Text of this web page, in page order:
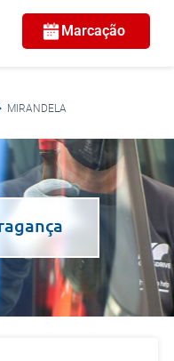
Marcação
MIRANDELA